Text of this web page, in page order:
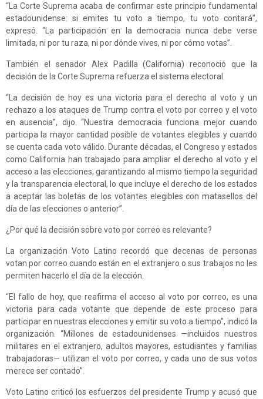
“La Corte Suprema acaba de confirmar este principio fundamental
estadounidense: si emites tu voto a tiempo, tu voto contará”,
expresó. “La participación en la democracia nunca debe verse
limitada, ni por tu raza, ni por dónde vives, ni por cómo votas”.
También el senador Alex Padilla (California) reconoció que la
decisión de la Corte Suprema refuerza el sistema electoral.
“La decisión de hoy es una victoria para el derecho al voto y un
rechazo a los ataques de Trump contra el voto por correo y el voto
en ausencia”, dijo. “Nuestra democracia funciona mejor cuando
participa la mayor cantidad posible de votantes elegibles y cuando
se cuenta cada voto válido. Durante décadas, el Congreso y estados
como California han trabajado para ampliar el derecho al voto y el
acceso a las elecciones, garantizando al mismo tiempo la seguridad
y la transparencia electoral, lo que incluye el derecho de los estados
a aceptar las boletas de los votantes elegibles con matasellos del
día de las elecciones o anterior”.
¿Por qué la decisión sobre voto por correo es relevante?
La organización Voto Latino recordó que decenas de personas
votan por correo cuando están en el extranjero o sus trabajos no les
permiten hacerlo el día de la elección.
“El fallo de hoy, que reafirma el acceso al voto por correo, es una
victoria para cada votante que depende de este proceso para
participar en nuestras elecciones y emitir su voto a tiempo”, indicó la
organización. “Millones de estadounidenses —incluidos nuestros
militares en el extranjero, adultos mayores, estudiantes y familias
trabajadoras— utilizan el voto por correo, y cada uno de sus votos
merece ser contado”.
Voto Latino criticó los esfuerzos del presidente Trump y acusó que